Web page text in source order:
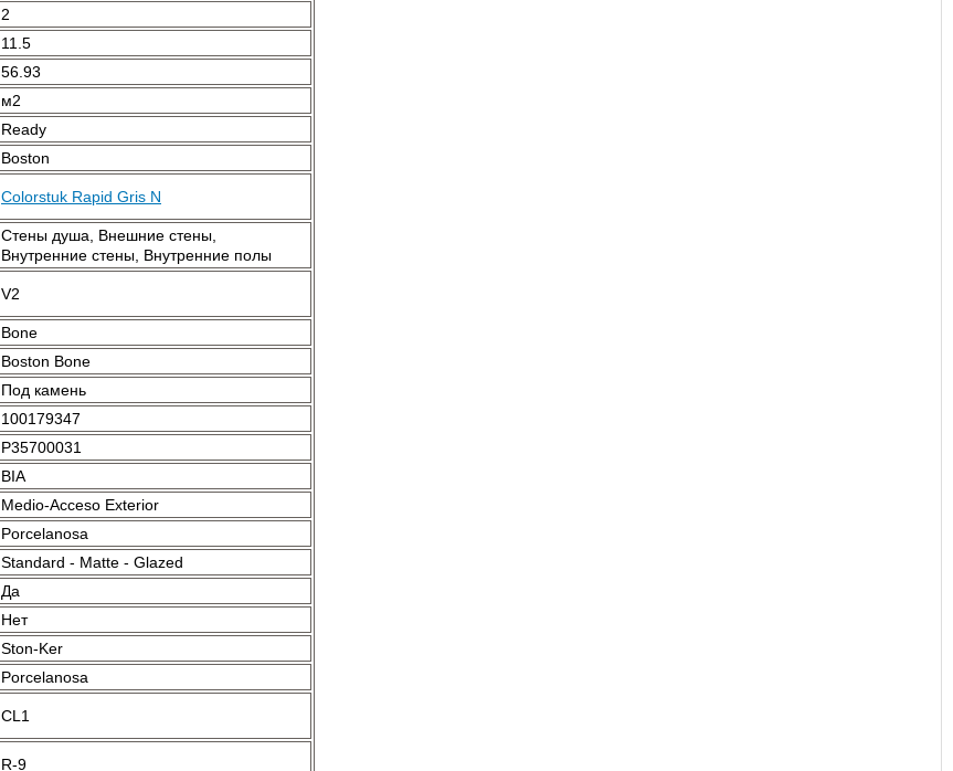
2
11.5
56.93
м2
Ready
Boston
Colorstuk Rapid Gris N
Стены душа, Внешние стены,
Внутренние стены, Внутренние полы
V2
Bone
Boston Bone
Под камень
100179347
P35700031
BIA
Medio-Acceso Exterior
Porcelanosa
Standard - Matte - Glazed
Да
Нет
Ston-Ker
Porcelanosa
CL1
R-9